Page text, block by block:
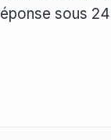
sous